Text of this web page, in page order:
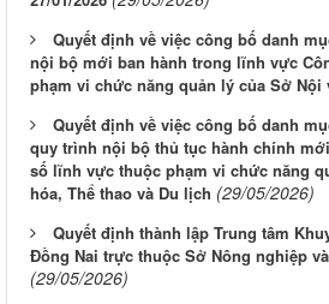
Quyết định về việc công bố danh
nội bộ mới ban hành trong lĩnh vực
phạm vi chức năng quản lý của Sở Nội
Quyết định về việc công bố danh
quy trình nội bộ thủ tục hành chính
số lĩnh vực thuộc phạm vi chức năng
hóa, Thể thao và Du lịch (29/05/2026)
Quyết định thành lập Trung tâm
Đồng Nai trực thuộc Sở Nông nghiệp
(29/05/2026)